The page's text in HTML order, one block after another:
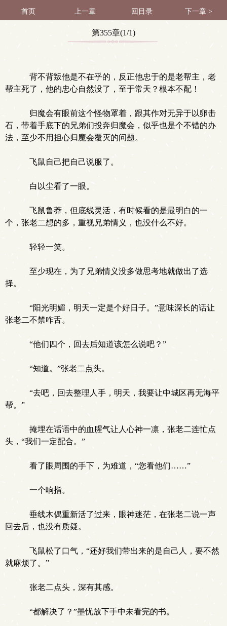
首页 上一章 回目录 下一章 >
第355章(1/1)
背不背叛他是不在乎的，反正他忠于的是老帮主，老
帮主死了，他的忠心自然没了，至于常天？根本不配！
归魔会有眼前这个怪物罩着，跟其作对无异于以卵击
石，带着手底下的兄弟们投奔归魔会，似乎也是个不错的办
法，至少不用担心归魔会覆灭的问题。
飞鼠自己把自己说服了。
白以尘看了一眼。
飞鼠鲁莽，但底线灵活，有时候看的是最明白的一
个，张老二想的多，重视兄弟情义，也没什么不好。
轻轻一笑。
至少现在，为了兄弟情义没多做思考地就做出了选
择。
“阳光明媚，明天一定是个好日子。”意味深长的话让
张老二不禁咋舌。
“他们四个，回去后知道该怎么说吧？”
“知道。”张老二点头。
“去吧，回去整理人手，明天，我要让中城区再无海平
帮。”
掩埋在话语中的血腥气让人心神一凛，张老二连忙点
头，“我们一定配合。”
看了眼周围的手下，为难道，“您看他们……”
一个响指。
垂线木偶重新活了过来，眼神迷茫，在张老二说一声
回去后，也没有质疑。
飞鼠松了口气，“还好我们带出来的是自己人，要不然
就麻烦了。”
张老二点头，深有其感。
“都解决了？”墨忧放下手中未看完的书。